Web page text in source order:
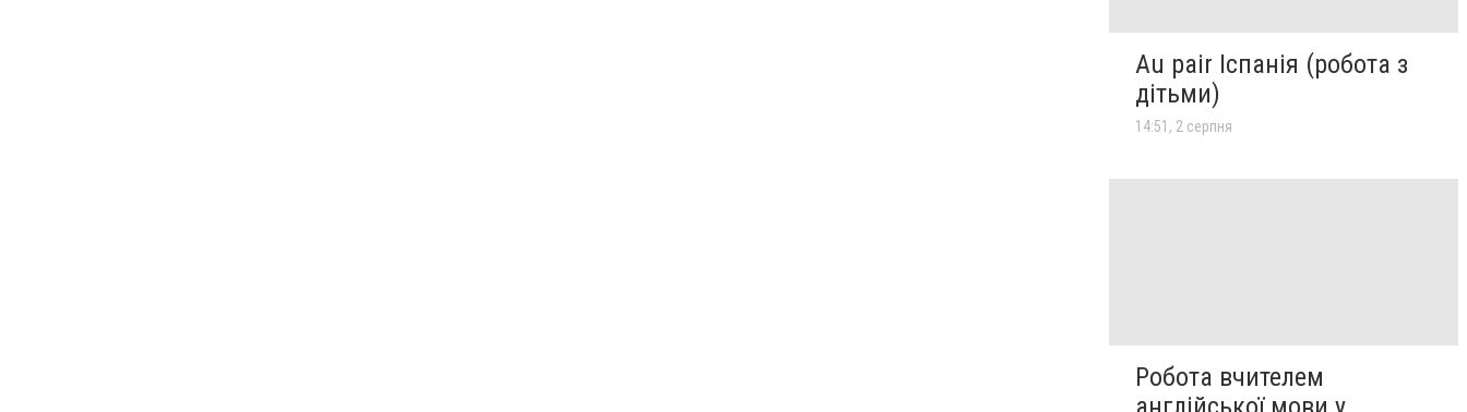
Au pair Іспанія (робота з
дітьми)
14:51, 2 серпня
Робота вчителем